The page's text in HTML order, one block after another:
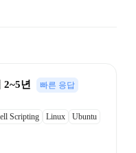
2~5년
빠른 응답
Scripting Linux Ubuntu